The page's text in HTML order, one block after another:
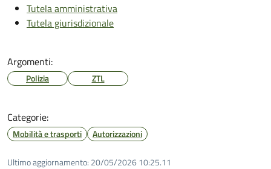
Tutela amministrativa
Tutela giurisdizionale
Argomenti:
Polizia ZTL
Categorie:
Mobilità e trasporti Autorizzazioni
Ultimo aggiornamento: 20/05/2026 10:25.11